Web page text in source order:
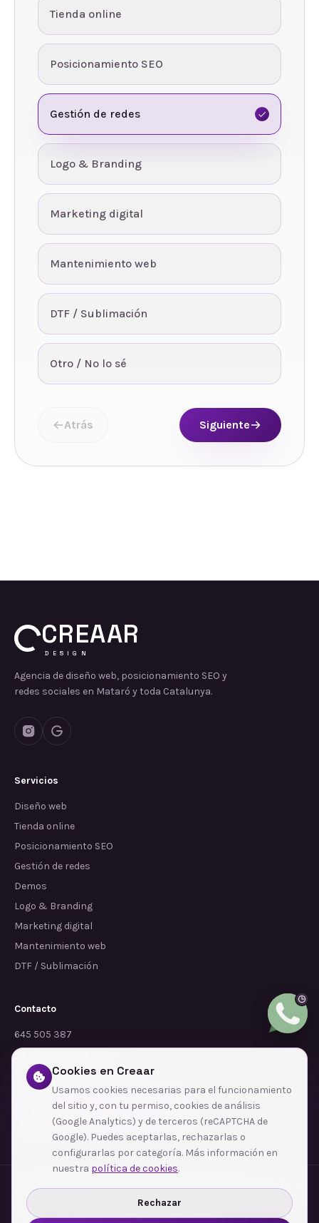
Tienda online
Posicionamiento SEO
Gestión de redes
Logo & Branding
Marketing digital
Mantenimiento web
DTF / Sublimación
Otro / No lo sé
Atrás Siguiente
CREAAR
DESIGN
Agencia de diseño web, posicionamiento SEO y
redes sociales en Mataró y toda Catalunya.
Servicios
Diseño web
Tienda online
Posicionamiento SEO
Gestión de redes
Demos
Logo & Branding
Marketing digital
Mantenimiento web
DTF / Sublimación
Contacto
645 505 387
info@dependalium.com
Mataró (Barcelona)
Déjanos tu reseña en Google
Zonas de cobertura·Barcelona·L'Hospitalet de Llobregat·Terrassa·Badalona
Sabadell
Santa Coloma de Gramenet
Ver todas las zonas →
Cookies en Creaar
Usamos cookies necesarias para el funcionamiento
del sitio y, con tu permiso, cookies de análisis
(Google Analytics) y de terceros (reCAPTCHA de
Google). Puedes aceptarlas, rechazarlas o
configurarlas por categoría. Más información en
nuestra política de cookies.
Rechazar